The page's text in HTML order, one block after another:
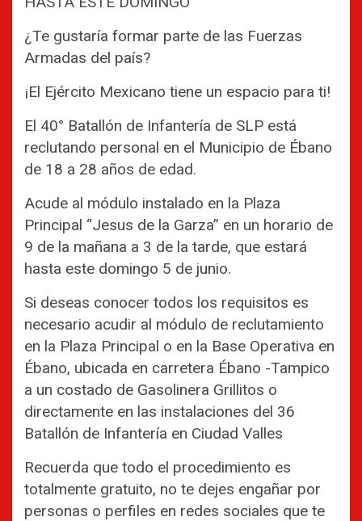
¿Te gustaría formar parte de las Fuerzas
Armadas del país?
¡El Ejército Mexicano tiene un espacio para ti!
El 40° Batallón de Infantería de SLP está
reclutando personal en el Municipio de Ébano
de 18 a 28 años de edad.
Acude al módulo instalado en la Plaza
Principal “Jesus de la Garza” en un horario de
9 de la mañana a 3 de la tarde, que estará
hasta este domingo 5 de junio.
Si deseas conocer todos los requisitos es
necesario acudir al módulo de reclutamiento
en la Plaza Principal o en la Base Operativa en
Ébano, ubicada en carretera Ébano -Tampico
a un costado de Gasolinera Grillitos o
directamente en las instalaciones del 36
Batallón de Infantería en Ciudad Valles
Recuerda que todo el procedimiento es
totalmente gratuito, no te dejes engañar por
personas o perfiles en redes sociales que te